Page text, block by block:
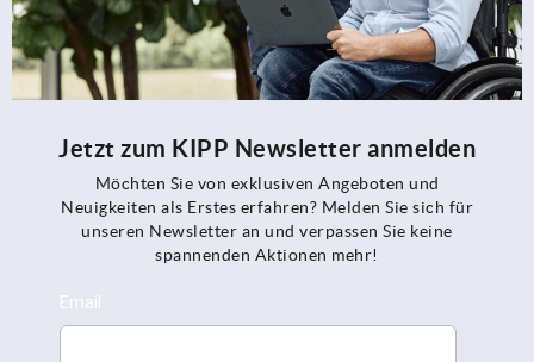
Jetzt zum KIPP Newsletter anmelden
Möchten Sie von exklusiven Angeboten und
Neuigkeiten als Erstes erfahren? Melden Sie sich für
unseren Newsletter an und verpassen Sie keine
spannenden Aktionen mehr!